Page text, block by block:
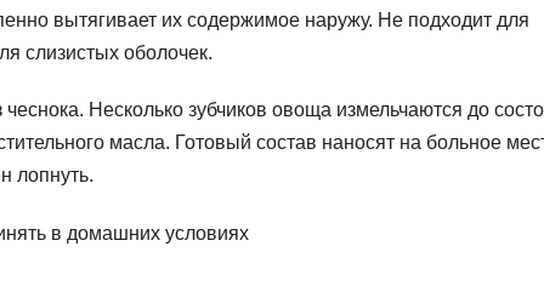
вытягивает их содержимое наружу. Не подходит для
слизистых оболочек.
Несколько зубчиков овоща измельчаются до
масла. Готовый состав наносят на больное
лопнуть.